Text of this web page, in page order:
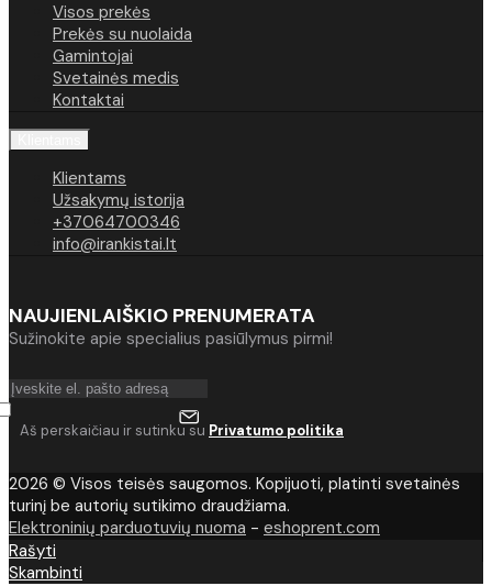
Visos prekės
Prekės su nuolaida
Gamintojai
Svetainės medis
Kontaktai
Klientams
Užsakymų istorija
+37064700346
info@irankistai.lt
NAUJIENLAIŠKIO PRENUMERATA
Sužinokite apie specialius pasiūlymus pirmi!
Aš perskaičiau ir sutinku su Privatumo politika
2026 © Visos teisės saugomos. Kopijuoti, platinti svetainės
turinį be autorių sutikimo draudžiama.
Elektroninių parduotuvių nuoma - eshoprent.com
Rašyti
Skambinti